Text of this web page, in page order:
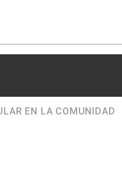
EN LA COMUNIDAD